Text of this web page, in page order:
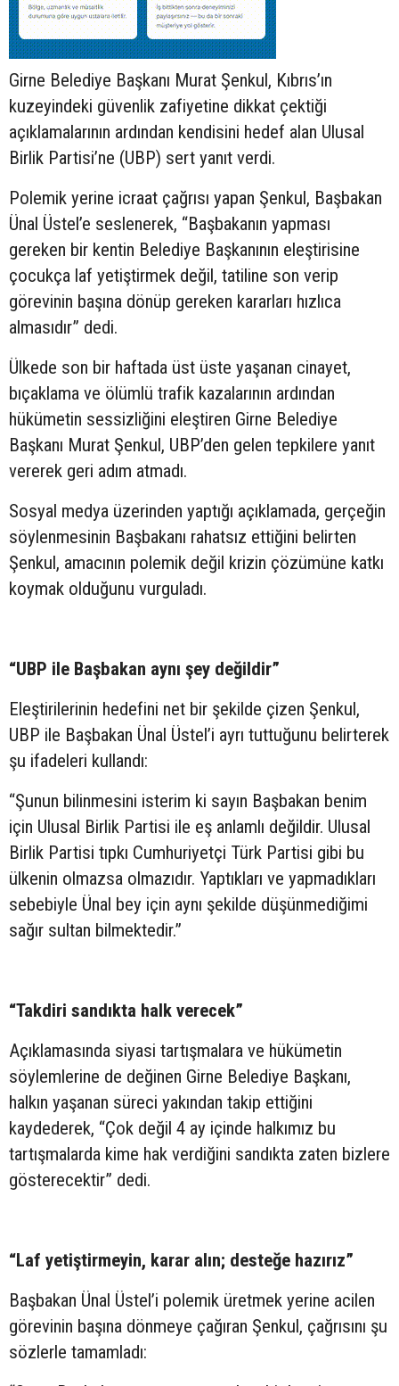
Girne Belediye Başkanı Murat Şenkul, Kıbrıs’ın
kuzeyindeki güvenlik zafiyetine dikkat çektiği
açıklamalarının ardından kendisini hedef alan Ulusal
Birlik Partisi’ne (UBP) sert yanıt verdi.
Polemik yerine icraat çağrısı yapan Şenkul, Başbakan
Ünal Üstel’e seslenerek, “Başbakanın yapması
gereken bir kentin Belediye Başkanının eleştirisine
çocukça laf yetiştirmek değil, tatiline son verip
görevinin başına dönüp gereken kararları hızlıca
almasıdır” dedi.
Ülkede son bir haftada üst üste yaşanan cinayet,
bıçaklama ve ölümlü trafik kazalarının ardından
hükümetin sessizliğini eleştiren Girne Belediye
Başkanı Murat Şenkul, UBP’den gelen tepkilere yanıt
vererek geri adım atmadı.
Sosyal medya üzerinden yaptığı açıklamada, gerçeğin
söylenmesinin Başbakanı rahatsız ettiğini belirten
Şenkul, amacının polemik değil krizin çözümüne katkı
koymak olduğunu vurguladı.
“UBP ile Başbakan aynı şey değildir”
Eleştirilerinin hedefini net bir şekilde çizen Şenkul,
UBP ile Başbakan Ünal Üstel’i ayrı tuttuğunu belirterek
şu ifadeleri kullandı:
“Şunun bilinmesini isterim ki sayın Başbakan benim
için Ulusal Birlik Partisi ile eş anlamlı değildir. Ulusal
Birlik Partisi tıpkı Cumhuriyetçi Türk Partisi gibi bu
ülkenin olmazsa olmazıdır. Yaptıkları ve yapmadıkları
sebebiyle Ünal bey için aynı şekilde düşünmediğimi
sağır sultan bilmektedir.”
“Takdiri sandıkta halk verecek”
Açıklamasında siyasi tartışmalara ve hükümetin
söylemlerine de değinen Girne Belediye Başkanı,
halkın yaşanan süreci yakından takip ettiğini
kaydederek, “Çok değil 4 ay içinde halkımız bu
tartışmalarda kime hak verdiğini sandıkta zaten bizlere
gösterecektir” dedi.
“Laf yetiştirmeyin, karar alın; desteğe hazırız”
Başbakan Ünal Üstel’i polemik üretmek yerine acilen
görevinin başına dönmeye çağıran Şenkul, çağrısını şu
sözlerle tamamladı: